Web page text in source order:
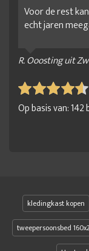
Voor de rest
echt jaren
R. Ooosting uit
Op basis van:142
kledingkast kopen
tweepersoonsbed